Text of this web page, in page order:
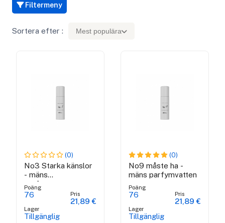
Filtermeny
Sortera efter : Mest populära
(0)
No3 Starka känslor
- mäns
parfymvatten
Poäng
76
Lager
Tillgänglig
Pris
21,89 €
(0)
No9 måste ha -
mäns parfymvatten
Poäng
76
Lager
Tillgänglig
Pris
21,89 €